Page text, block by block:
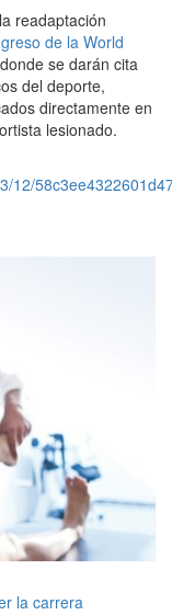
readaptación
de la World
se darán cita
del deporte,
directamente en
lesionado.
12/
la carrera